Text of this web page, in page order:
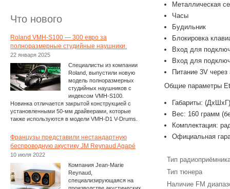
Металлическая
Часы
Будильник
Блокировка
Вход для
Вход для
Питание 3V
Общие параметры
Габариты:
Вес: 160 грамм
Комплектация:
Официальная
Тип
Тип тюнера
Наличие FM
Что нового
Roland VMH-S100 — 300 евро за
полноразмерные студийные наушники.
22 января 2025
Специалисты из компании
Roland, выпустили новую
модель полноразмерных
студийных наушников с
индексом VMH-S100.
Новинка отличается закрытой конструкцией с
установленными 50-мм драйверами, которые
также используются в модели VMH-D1 V-Drums.
Французы представили нестандартную
беспроводную акустику JM Reynaud Agapé
10 июля 2022
Компания Jean-Marie
Reynaud,
специализирующаяся на